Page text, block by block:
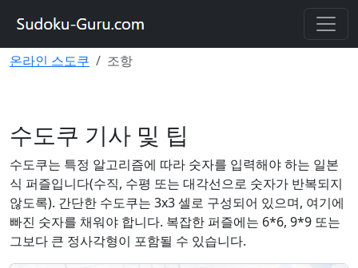
상황을 저장할 수 있습니다.
사이트에 로그인
온라인 스도쿠
조항
수도쿠 기사 및 팁
수도쿠는 특정 알고리즘에 따라 숫자를 입력해야 하는 일본
식 퍼즐입니다(수직, 수평 또는 대각선으로 숫자가 반복되지
않도록). 간단한 수도쿠는 3x3 셀로 구성되어 있으며, 여기에
빠진 숫자를 채워야 합니다. 복잡한 퍼즐에는 6*6, 9*9 또는
그보다 큰 정사각형이 포함될 수 있습니다.